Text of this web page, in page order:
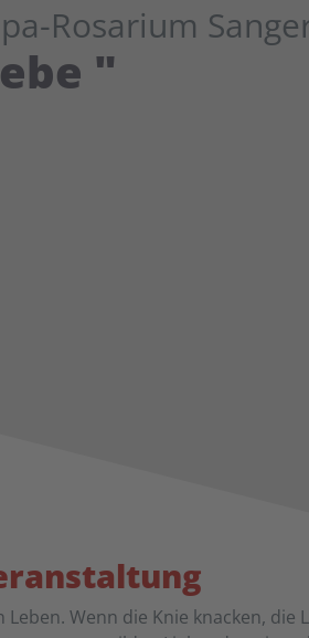
Rosarium
"
Wenn die Knie knacken,